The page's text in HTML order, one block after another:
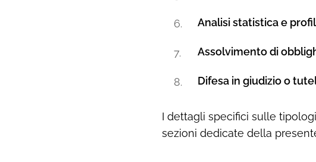
Analisi statistica e
Assolvimento di
Difesa in giudizio o
I dettagli specifici sulle
sezioni dedicate della